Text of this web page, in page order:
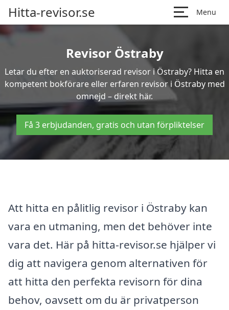
Hitta-revisor.se Menu
Revisor Östraby
Letar du efter en auktoriserad revisor i Östraby? Hitta en
kompetent bokförare eller erfaren revisor i Östraby med
omnejd – direkt här.
Få 3 erbjudanden, gratis och utan förpliktelser
Att hitta en pålitlig revisor i Östraby kan
vara en utmaning, men det behöver inte
vara det. Här på hitta-revisor.se hjälper vi
dig att navigera genom alternativen för
att hitta den perfekta revisorn för dina
behov, oavsett om du är privatperson